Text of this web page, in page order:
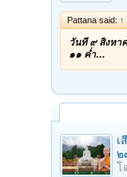
Pattana said: ↑
วันที่ ๙ สิงหา
๑๑ ค่ำ…
เ
๒
โ